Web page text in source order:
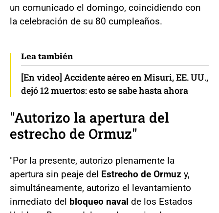
un comunicado el domingo, coincidiendo con
la celebración de su 80 cumpleaños.
Lea también
[En video] Accidente aéreo en Misuri, EE. UU.,
dejó 12 muertos: esto se sabe hasta ahora
"Autorizo la apertura del
estrecho de Ormuz"
"Por la presente, autorizo plenamente la
apertura sin peaje del Estrecho de Ormuz y,
simultáneamente, autorizo el levantamiento
inmediato del bloqueo naval de los Estados